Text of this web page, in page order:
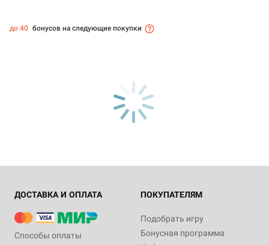
до 40 бонусов на следующие покупки
ДОСТАВКА И ОПЛАТА
Способы оплаты
ПОКУПАТЕЛЯМ
Подобрать игру
Бонусная программа